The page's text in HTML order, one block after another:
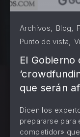
Archivos, Blog,
Punto de vista,
El
que serán
Dicen los
prepararse para
competidor»
PREVIOUS